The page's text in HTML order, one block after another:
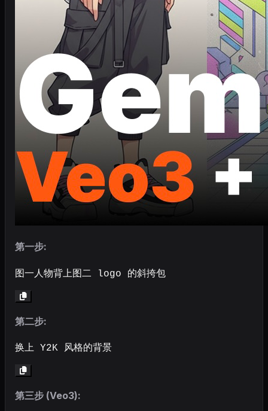
第一步:
图一人物背上图二 logo 的斜挎包
第二步:
换上 Y2K 风格的背景
第三步 (Veo3):